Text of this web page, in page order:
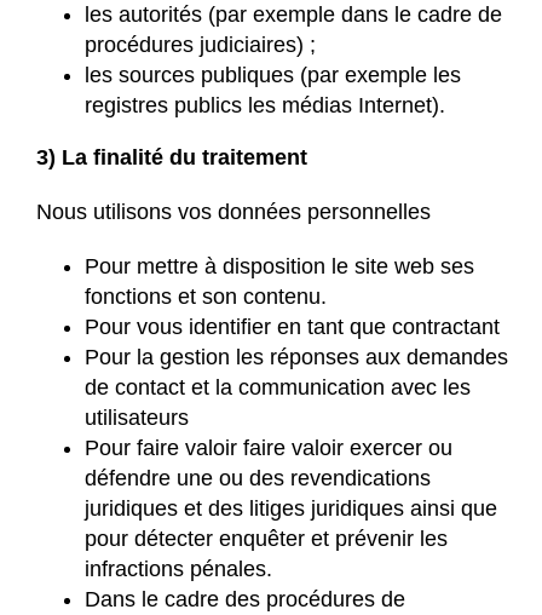
les autorités (par exemple dans le cadre de
procédures judiciaires) ;
les sources publiques (par exemple les
registres publics les médias Internet).
3) La finalité du traitement
Nous utilisons vos données personnelles
Pour mettre à disposition le site web ses
fonctions et son contenu.
Pour vous identifier en tant que contractant
Pour la gestion les réponses aux demandes
de contact et la communication avec les
utilisateurs
Pour faire valoir faire valoir exercer ou
défendre une ou des revendications
juridiques et des litiges juridiques ainsi que
pour détecter enquêter et prévenir les
infractions pénales.
Dans le cadre des procédures de